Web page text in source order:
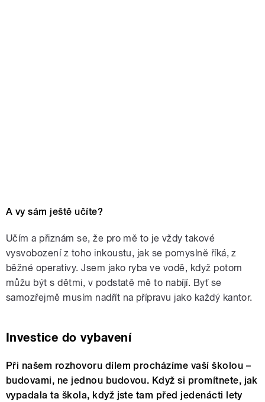
A vy sám ještě učíte?
Učím a přiznám se, že pro mě to je vždy takové
vysvobození z toho inkoustu, jak se pomyslně říká, z
běžné operativy. Jsem jako ryba ve vodě, když potom
můžu být s dětmi, v podstatě mě to nabíjí. Byť se
samozřejmě musím nadřít na přípravu jako každý kantor.
Investice do vybavení
Při našem rozhovoru dílem procházíme vaší školou –
budovami, ne jednou budovou. Když si promítnete, jak
vypadala ta škola, když jste tam před jedenácti lety